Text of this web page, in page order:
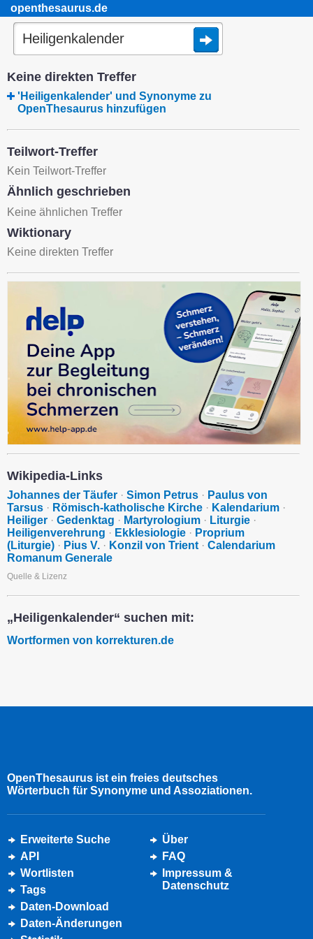
openthesaurus.de
Keine direkten Treffer
'Heiligenkalender' und Synonyme zu
OpenThesaurus hinzufügen
Teilwort-Treffer
Kein Teilwort-Treffer
Ähnlich geschrieben
Keine ähnlichen Treffer
Wiktionary
Keine direkten Treffer
Wikipedia-Links
Johannes der Täufer · Simon Petrus · Paulus von
Tarsus · Römisch-katholische Kirche · Kalendarium ·
Heiliger · Gedenktag · Martyrologium · Liturgie ·
Heiligenverehrung · Ekklesiologie · Proprium
(Liturgie) · Pius V. · Konzil von Trient · Calendarium
Romanum Generale
Quelle & Lizenz
„Heiligenkalender“ suchen mit:
Wortformen von korrekturen.de
OpenThesaurus ist ein freies deutsches
Wörterbuch für Synonyme und Assoziationen.
Erweiterte Suche
API
Wortlisten
Tags
Daten-Download
Daten-Änderungen
Über
FAQ
Impressum &
Datenschutz